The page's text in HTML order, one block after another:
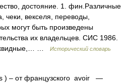
достояние. 1. фин.Различные
чеки, векселя, переводы,
могут быть произведены
их владельцев. СИС 1986.
…
Исторический словарь
) – от французского avoir —